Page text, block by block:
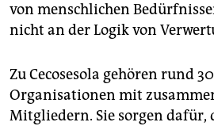
von menschlichen
nicht an der Logik von
Zu Cecosesola gehören rund
Organisationen mit
Mitgliedern. Sie sorgen dafür,